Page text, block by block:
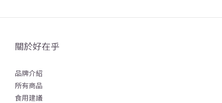
關於好在乎
品牌介紹
所有商品
食用建議